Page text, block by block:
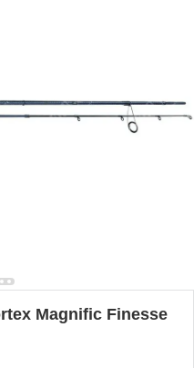
Magnific Finesse